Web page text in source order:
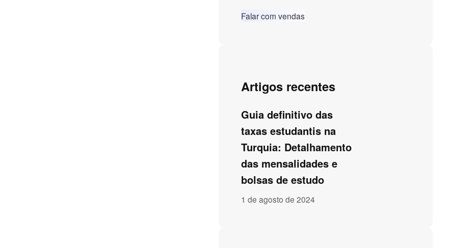
Falar com vendas
Artigos recentes
Guia definitivo das
taxas estudantis na
Turquia: Detalhamento
das mensalidades e
bolsas de estudo
1 de agosto de 2024